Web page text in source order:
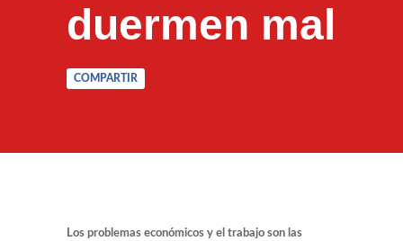
duermen mal
COMPARTIR
Los problemas económicos y el trabajo son las